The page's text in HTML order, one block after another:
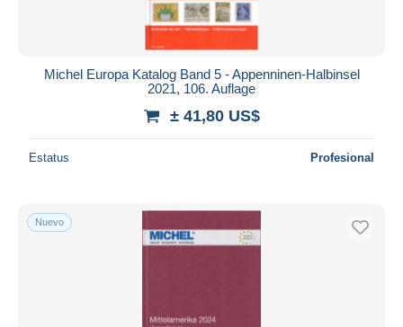
Michel Europa Katalog Band 5 - Appenninen-Halbinsel
2021, 106. Auflage
± 41,80 US$
Estatus Profesional
Nuevo